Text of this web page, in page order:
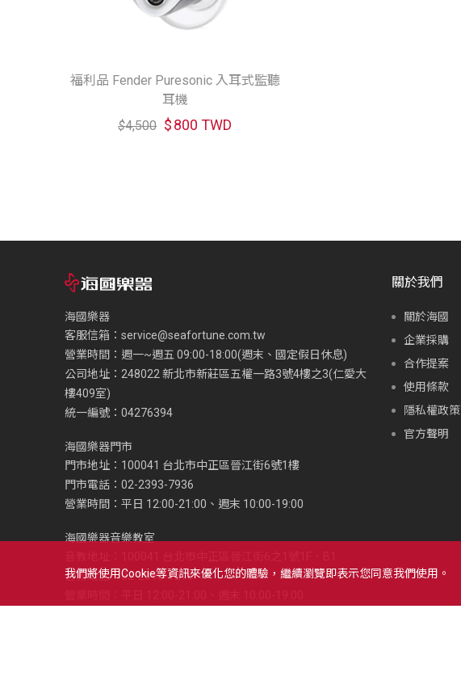
福利品 Fender Puresonic 入耳式監聽
耳機
$4,500 $800 TWD
海國樂器
客服信箱： service@seafortune.com.tw
營業時間：週一~週五 09:00-18:00(週末、國定假日休息)
公司地址：248022 新北市新莊區五權一路3號4樓之3(仁愛大
樓409室)
統一編號：04276394
海國樂器門市
門市地址：100041 台北市中正區晉江街6號1樓
門市電話：02-2393-7936
營業時間：平日 12:00-21:00、週末 10:00-19:00
海國樂器音樂教室
音教電話：02-2393-1279
關於我們
關於海國
企業採購
合作提案
使用條款
隱私權政策
官方聲明
我們將使用cookie等資訊來優化您的體驗，繼續瀏覽即表示您同意我們使用。